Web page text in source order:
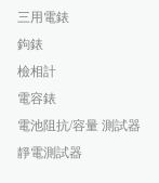
三用電錶
鉤錶
檢相計
電容錶
電池阻抗/容量 測試器
靜電測試器